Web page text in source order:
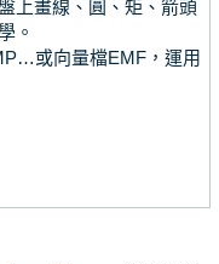
上畫線、圓、矩、箭頭
。
或向量檔EMF，運用